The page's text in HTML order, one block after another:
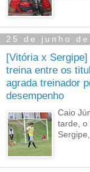
25 de junho de
[Vitória x
treina entre os
agrada treinador
desempenho
Caio
tarde, o